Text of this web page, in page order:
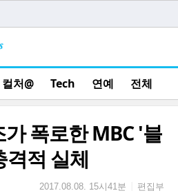
컬처@ Tech 연예 전체
폭로한 MBC '블
격적 실체
2017.08.08. 15시41분 편집부